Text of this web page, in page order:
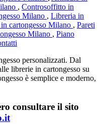
, Controsoffitto in
Milano , Libreria in
cartongesso Milano , Pareti
Milano , Piano
personalizzati. Dal
librerie in cartongesso su
è semplice e moderno,
consultare il sito